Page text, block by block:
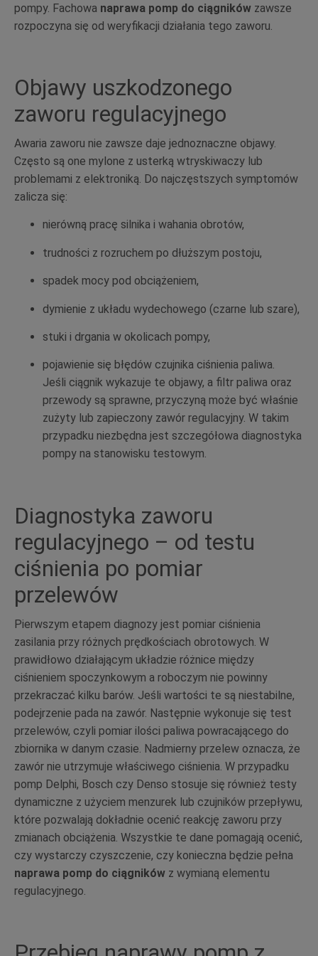
pompy. Fachowa naprawa pomp do ciągników zawsze
rozpoczyna się od weryfikacji działania tego zaworu.
Objawy uszkodzonego
zaworu regulacyjnego
Awaria zaworu nie zawsze daje jednoznaczne objawy.
Często są one mylone z usterką wtryskiwaczy lub
problemami z elektroniką. Do najczęstszych symptomów
zalicza się:
nierówną pracę silnika i wahania obrotów,
trudności z rozruchem po dłuższym postoju,
spadek mocy pod obciążeniem,
dymienie z układu wydechowego (czarne lub szare),
stuki i drgania w okolicach pompy,
pojawienie się błędów czujnika ciśnienia paliwa.
Jeśli ciągnik wykazuje te objawy, a filtr paliwa oraz
przewody są sprawne, przyczyną może być właśnie
zużyty lub zapieczony zawór regulacyjny. W takim
przypadku niezbędna jest szczegółowa diagnostyka
pompy na stanowisku testowym.
Diagnostyka zaworu
regulacyjnego – od testu
ciśnienia po pomiar
przelewów
Pierwszym etapem diagnozy jest pomiar ciśnienia
zasilania przy różnych prędkościach obrotowych. W
prawidłowo działającym układzie różnice między
ciśnieniem spoczynkowym a roboczym nie powinny
przekraczać kilku barów. Jeśli wartości te są niestabilne,
podejrzenie pada na zawór. Następnie wykonuje się test
przelewów, czyli pomiar ilości paliwa powracającego do
zbiornika w danym czasie. Nadmierny przelew oznacza, że
zawór nie utrzymuje właściwego ciśnienia. W przypadku
pomp Delphi, Bosch czy Denso stosuje się również testy
dynamiczne z użyciem menzurek lub czujników przepływu,
które pozwalają dokładnie ocenić reakcję zaworu przy
zmianach obciążenia. Wszystkie te dane pomagają ocenić,
czy wystarczy czyszczenie, czy konieczna będzie pełna
naprawa pomp do ciągników z wymianą elementu
regulacyjnego.